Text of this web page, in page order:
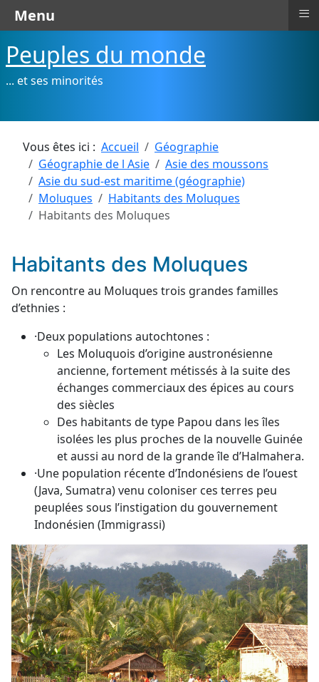
Peuples du monde
... et ses minorités
Vous êtes ici : Accueil
Géographie
Géographie de l Asie
Asie des moussons
Asie du sud-est maritime (géographie)
Moluques
Habitants des Moluques
Habitants des Moluques
Habitants des Moluques
On rencontre au Moluques trois grandes familles
d’ethnies :
·Deux populations autochtones :
Les Moluquois d’origine austronésienne
ancienne, fortement métissés à la suite des
échanges commerciaux des épices au cours
des siècles
Des habitants de type Papou dans les îles
isolées les plus proches de la nouvelle Guinée
et aussi au nord de la grande île d’Halmahera.
·Une population récente d’Indonésiens de l’ouest
(Java, Sumatra) venu coloniser ces terres peu
peuplées sous l’instigation du gouvernement
Indonésien (Immigrassi)
Menu ≡